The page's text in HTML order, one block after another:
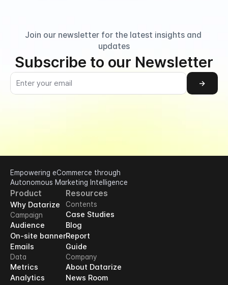
Join our newsletter for the latest insights and
updates
Subscribe to our Newsletter
→
Empowering eCommerce through
Autonomous Marketing Intelligence
Product
Why Datarize
Campaign
Audience
On-site banner
Emails
Data
Metrics
Analytics
Resources
Contents
Case Studies
Blog
Report
Guide
Company
About Datarize
News Room